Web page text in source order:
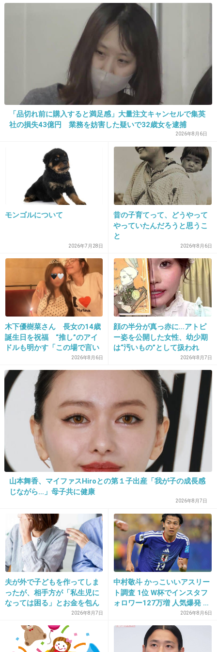
まだほとんどのメンバーが現役で活躍されてる
のが救いだよね。
大野くんに関しても、他のメンバーが時折近況
とか話してくれそうな予感。ってか期待してる
2件の返信
+61
五人揃ってTV出るのはもうないって事？
+19
>>1
「ずっと応援してた好きな漫画が完結した」くらいのことだと思うんだけど、
アイドルファンの人達ってなんでそんなに感傷に浸れるの？
死んだわけでもあるまいし、これからもファン同士で好きなメンバーや曲につ
いて語り合えば良いじゃん。
-21
2026/06/03(水) 21:38:38
大野君はラストツアーが本当に最後だけど嵐で
の活動終了するだけで他メンバーは個々で活躍
しているから言うほど喪失感は無い
-1
23. 匿名 2026/06/03(水) 21:39:11
オーラス行ってきました
いっぱいありがとうって言えて、最高のお別れ
出来ました
でも時間が経つごとに、本当に切なくて…
CDの再生機が家にはないので車の中でfive聴い
てますが、運転しながら泣けて泣けて仕方ない
です
局“やったもん勝ち”になって
「品切れ前に購入すると満足感」大量注文キャンセルで集英
社の損失43億円 業務を妨害した疑いで32歳女を逮捕
2026年8月6日
モンゴルについて
2026年7月28日
昔の子育てって、どうやって
やっていたんだろうと思うこ
と
2026年8月6日
木下優樹菜さん 長女の14歳
誕生日を祝福 “推し”のアイ
ドルも明かす「この場で言い
2026年8月6日
顔の半分が真っ赤に…アトピ
ー姿を公開した女性、幼少期
は“汚いもの”として扱われ
「人に触れる行為に罪悪感を
持っていた」
2026年8月7日
山本舞香、マイファスHiroとの第１子出産「我が子の成長感
じながら…」母子共に健康
2026年8月7日
夫が外で子どもを作ってしま
ったが、相手方が「私生児に
なっては困る」とお金を包ん
で頭を下げに来ても応じず、
晩年まで離婚に応じなかった
親戚の話→「一生復讐にな
る」「これ本人幸せなの？」
2026年8月7日
中村敬斗 かっこいいアスリー
ト調査 1位 W杯でインスタフ
ォロワー127万増 人気爆発 …
2位 高橋藍 3位 大谷翔平2026年8月6日